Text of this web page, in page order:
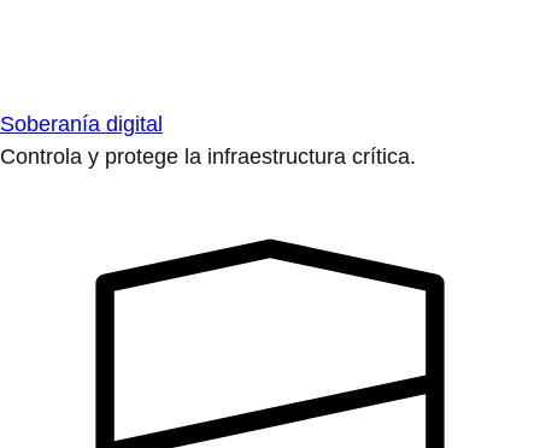
Soberanía digital
Controla y protege la infraestructura crítica.